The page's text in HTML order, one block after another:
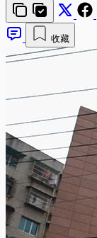
收藏